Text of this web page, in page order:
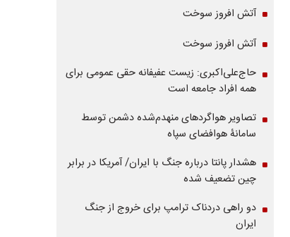
آتش افروز سوخت
آتش افروز سوخت
حاج‌علی‌اکبری: زیست عفیفانه حقی عمومی برای
همه افراد جامعه است
تصاویر هواگردهای منهدم‌شده دشمن توسط
سامانۀ هوافضای سپاه
هشدار پانتا درباره جنگ با ایران/ آمریکا در برابر
چین تضعیف شده
دو راهی دردناک ترامپ برای خروج از جنگ
ایران